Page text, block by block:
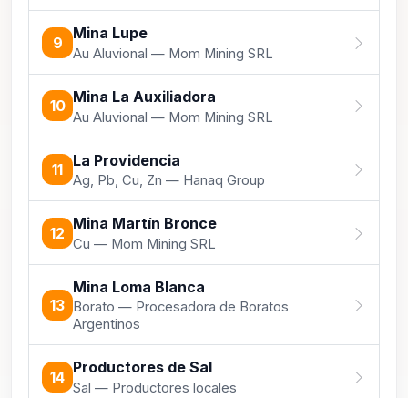
9
Mina Lupe
Au Aluvional — Mom Mining SRL
10
Mina La Auxiliadora
Au Aluvional — Mom Mining SRL
11
La Providencia
Ag, Pb, Cu, Zn — Hanaq Group
12
Mina Martín Bronce
Cu — Mom Mining SRL
13
Mina Loma Blanca
Borato — Procesadora de Boratos
Argentinos
14
Productores de Sal
Sal — Productores locales